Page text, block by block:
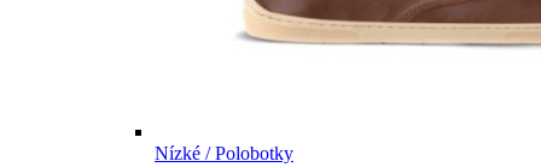
Nízké / Polobotky